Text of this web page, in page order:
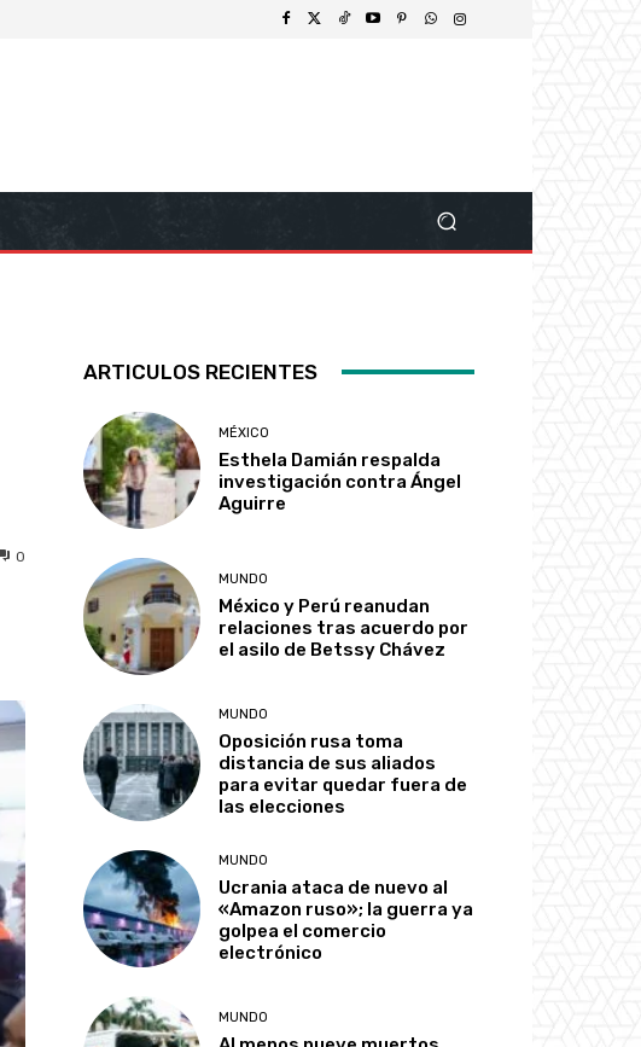
0
ARTICULOS RECIENTES
MÉXICO
Esthela Damián respalda
investigación contra Ángel
Aguirre
MUNDO
México y Perú reanudan
relaciones tras acuerdo por
el asilo de Betssy Chávez
MUNDO
Oposición rusa toma
distancia de sus aliados
para evitar quedar fuera de
las elecciones
MUNDO
Ucrania ataca de nuevo al
«Amazon ruso»; la guerra ya
golpea el comercio
electrónico
MUNDO